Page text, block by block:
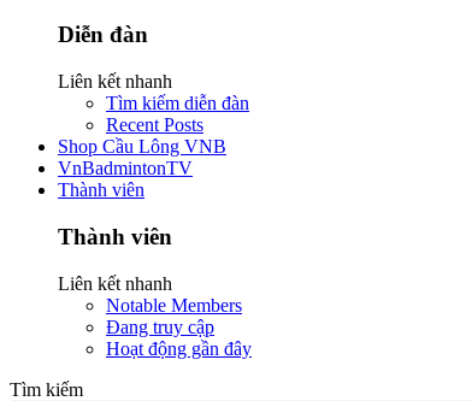
Diễn đàn
Liên kết nhanh
Tìm kiếm diễn đàn
Recent Posts
Shop Cầu Lông VNB
VnBadmintonTV
Thành viên
Thành viên
Liên kết nhanh
Notable Members
Đang truy cập
Hoạt động gần đây
Tìm kiếm